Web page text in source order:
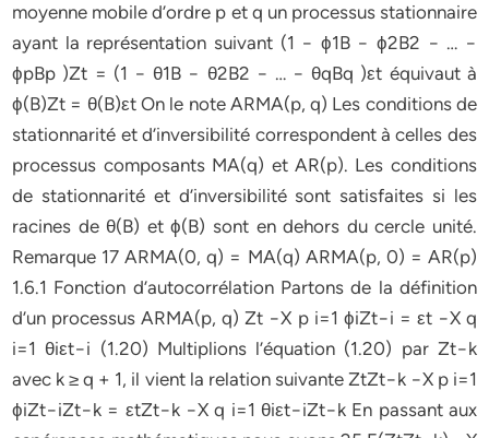
moyenne mobile d’ordre p et q un processus stationnaire
ayant la représentation suivant (1 − ϕ1B − ϕ2B2 − … −
ϕpBp )Zt = (1 − θ1B − θ2B2 − … − θqBq )εt équivaut à
ϕ(B)Zt = θ(B)εt On le note ARMA(p, q) Les conditions de
stationnarité et d’inversibilité correspondent à celles des
processus composants MA(q) et AR(p). Les conditions
de stationnarité et d’inversibilité sont satisfaites si les
racines de θ(B) et ϕ(B) sont en dehors du cercle unité.
Remarque 17 ARMA(0, q) = MA(q) ARMA(p, 0) = AR(p)
1.6.1 Fonction d’autocorrélation Partons de la définition
d’un processus ARMA(p, q) Zt −X p i=1 ϕiZt−i = εt −X q
i=1 θiεt−i (1.20) Multiplions l’équation (1.20) par Zt−k
avec k ≥ q + 1, il vient la relation suivante ZtZt−k −X p i=1
ϕiZt−iZt−k = εtZt−k −X q i=1 θiεt−iZt−k En passant aux